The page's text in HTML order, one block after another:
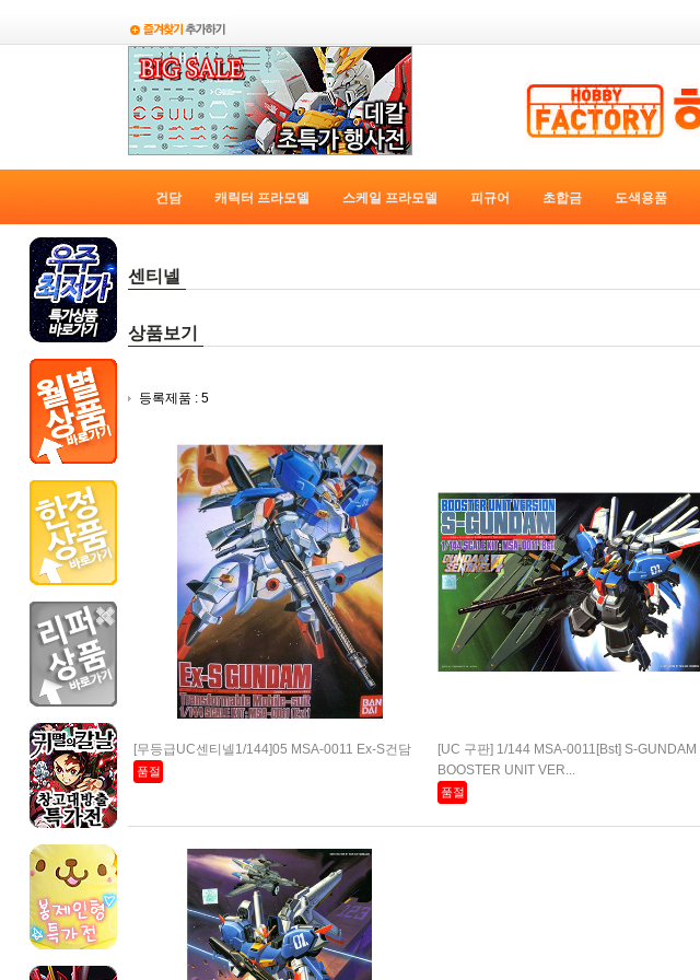
건담 캐릭터 프라모델 스케일 프라모델 피규어 초합금 도색용품
센티넬
상품보기
등록제품 : 5
[무등급UC센티넬1/144]05 MSA-0011 Ex-S건담
품절
[UC 구판] 1/144 MSA-0011[Bst] S-GUNDAM
BOOSTER UNIT VER...
품절